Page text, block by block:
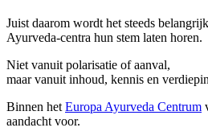
Juist daarom wordt het steeds
Ayurveda-centra hun stem laten horen.
Niet vanuit polarisatie of aanval,
maar vanuit inhoud, kennis en
Binnen het Europa Ayurveda Centrum
aandacht voor.